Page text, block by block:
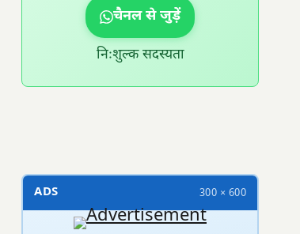
चैनल से जुड़ें
निःशुल्क सदस्यता
ADS 300 × 600